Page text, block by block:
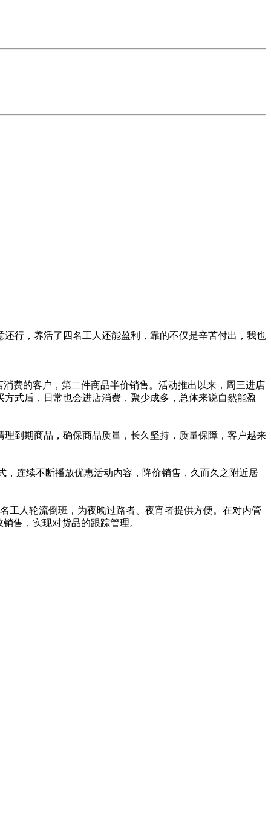
还行，养活了四名工人还能盈利，靠的不仅是辛苦付出，我也
费的客户，第二件商品半价销售。活动推出以来，周三进店
方式后，日常也会进店消费，聚少成多，总体来说自然能盈
到期商品，确保商品质量，长久坚持，质量保障，客户越来
，连续不断播放优惠活动内容，降价销售，久而久之附近居
工人轮流倒班，为夜晚过路者、夜宵者提供方便。在对内管
售，实现对货品的跟踪管理。